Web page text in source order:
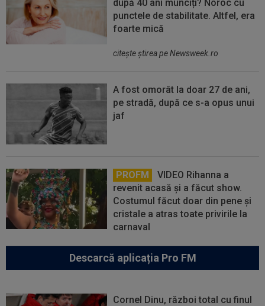
după 40 ani munciți? Noroc cu
punctele de stabilitate. Altfel, era
foarte mică
citeşte ştirea pe Newsweek.ro
A fost omorât la doar 27 de ani,
pe stradă, după ce s-a opus unui
jaf
PROFM
VIDEO Rihanna a
revenit acasă și a făcut show.
Costumul făcut doar din pene și
cristale a atras toate privirile la
carnaval
Descarcă aplicația Pro FM
Cornel Dinu, război total cu finul